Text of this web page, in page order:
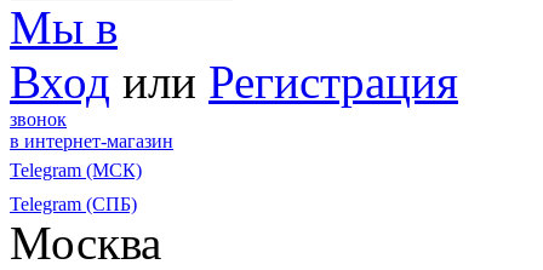
Мы в
Вход или Регистрация
звонок
в интернет-магазин
Telegram (МСК)
Telegram (СПБ)
Москва